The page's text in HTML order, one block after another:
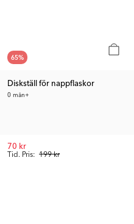
65%
Diskställ för nappflaskor
0 mån+
Tid. Pris: 199 kr
70 kr